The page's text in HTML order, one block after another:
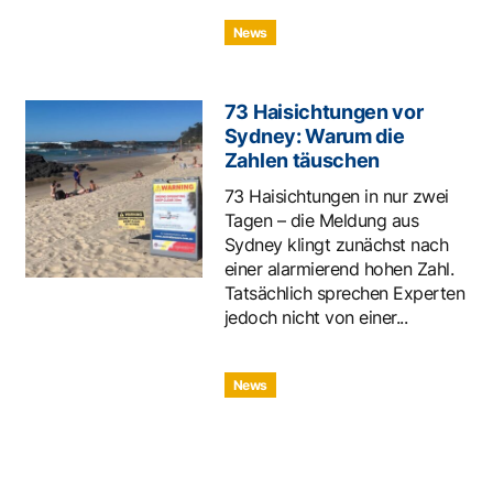
News
73 Haisichtungen vor
Sydney: Warum die
Zahlen täuschen
73 Haisichtungen in nur zwei
Tagen – die Meldung aus
Sydney klingt zunächst nach
einer alarmierend hohen Zahl.
Tatsächlich sprechen Experten
jedoch nicht von einer...
News